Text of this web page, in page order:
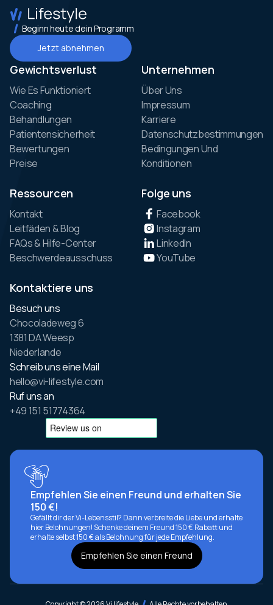
Beginn heute dein Programm
Jetzt abnehmen
Gewichtsverlust
Wie Es Funktioniert
Coaching
Behandlungen
Patientensicherheit
Bewertungen
Preise
Unternehmen
Über Uns
Impressum
Karriere
Datenschutzbestimmungen
Bedingungen Und
Konditionen
Ressourcen
Kontakt
Leitfäden & Blog
FAQs & Hilfe-Center
Beschwerdeausschuss
Folge uns
Facebook
Instagram
LinkedIn
YouTube
Kontaktiere uns
Besuch uns
Chocoladeweg 6
1381 DA Weesp
Niederlande
Schreib uns eine Mail
hello@vi-lifestyle.com
Ruf uns an
+49 151 51774364
Empfehlen Sie einen Freund und erhalten Sie
150 €!
Gefällt dir der Vi-Lebensstil? Dann verbreite die Liebe und erhalte
hier Belohnungen! Schenke deinem Freund 150 € Rabatt und
erhalte selbst 150 € als Belohnung für jede Empfehlung.
Empfehlen Sie einen Freund